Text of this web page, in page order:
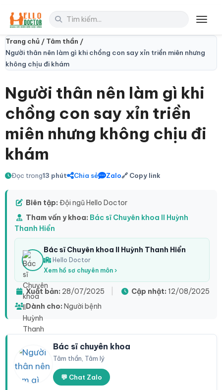
Trang chủ / Tâm thần /
Người thân nên làm gì khi chồng con say xỉn triền miên nhưng
không chịu đi khám
Người thân nên làm gì khi
chồng con say xỉn triền
miên nhưng không chịu đi
khám
Đọc trong13 phút Chia sẻ Zalo🔗 Copy link
Biên tập: Đội ngũ Hello Doctor
Tham vấn y khoa: Bác sĩ Chuyên khoa II Huỳnh
Thanh Hiển
Bác sĩ Chuyên khoa II Huỳnh Thanh Hiển
Hello Doctor
Xem hồ sơ chuyên môn ›
Xuất bản: 28/07/2025 Cập nhật: 12/08/2025
Dành cho: Người bệnh
Bác sĩ chuyên khoa
Tâm thần, Tâm lý
💬 Chat Zalo